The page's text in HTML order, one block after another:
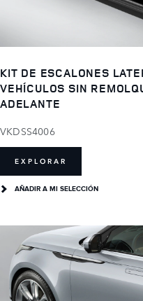
KIT DE ESCALONES
VEHÍCULOS SIN
ADELANTE
VKDSS4006
EXPLORAR
AÑADIR A MI SELECCIÓN